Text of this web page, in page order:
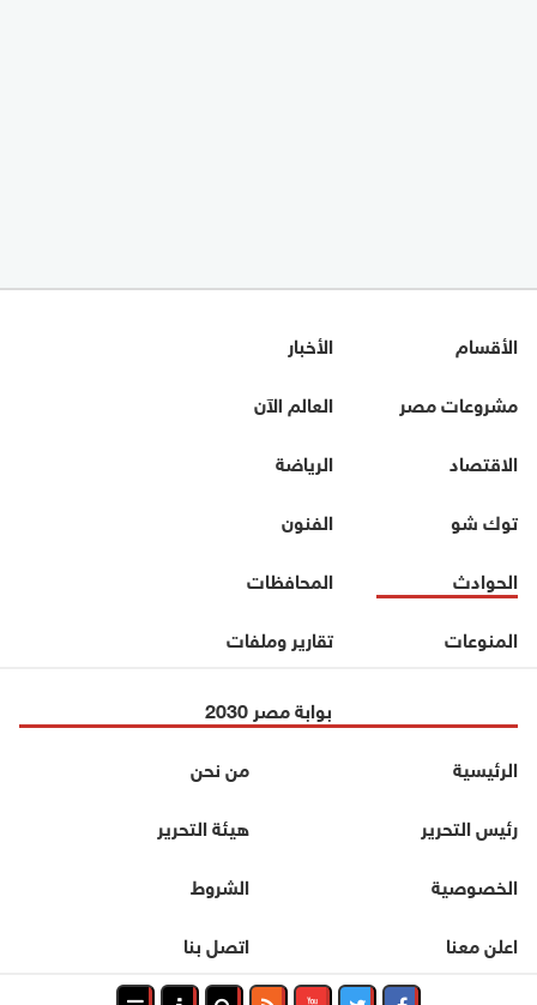
الأقسام
الأخبار
مشروعات مصر
العالم الآن
الاقتصاد
الرياضة
توك شو
الفنون
الحوادث
المحافظات
المنوعات
تقارير وملفات
بوابة مصر 2030
الرئيسية
من نحن
رئيس التحرير
هيئة التحرير
الخصوصية
الشروط
اعلن معنا
اتصل بنا